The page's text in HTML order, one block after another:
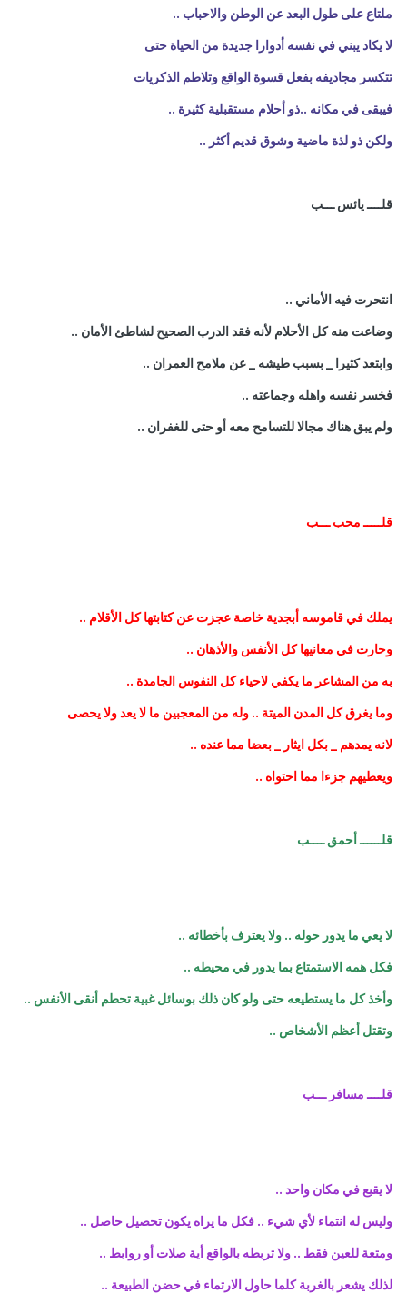
ملتاع على طول البعد عن الوطن والاحباب ..
لا يكاد يبني في نفسه أدوارا جديدة من الحياة حتى
تتكسر مجاديفه بفعل قسوة الواقع وتلاطم الذكريات
فيبقى في مكانه ..ذو أحلام مستقبلية كثيرة ..
ولكن ذو لذة ماضية وشوق قديم أكثر ..
قلــــ يائس ـــب
انتحرت فيه الأماني ..
وضاعت منه كل الأحلام لأنه فقد الدرب الصحيح لشاطئ الأمان ..
وابتعد كثيرا _ بسبب طيشه _ عن ملامح العمران ..
فخسر نفسه واهله وجماعته ..
ولم يبق هناك مجالا للتسامح معه أو حتى للغفران ..
قلـــــ محب ـــب
يملك في قاموسه أبجدية خاصة عجزت عن كتابتها كل الأقلام ..
وحارت في معانيها كل الأنفس والأذهان ..
به من المشاعر ما يكفي لاحياء كل النفوس الجامدة ..
وما يغرق كل المدن الميتة .. وله من المعجبين ما لا يعد ولا يحصى
لانه يمدهم _ بكل ايثار _ بعضا مما عنده ..
ويعطيهم جزءا مما احتواه ..
قلــــــ أحمق ــــب
لا يعي ما يدور حوله .. ولا يعترف بأخطائه ..
فكل همه الاستمتاع بما يدور في محيطه ..
وأخذ كل ما يستطيعه حتى ولو كان ذلك بوسائل غبية تحطم أنقى الأنفس ..
وتقتل أعظم الأشخاص ..
قلــــ مسافر ـــب
لا يقبع في مكان واحد ..
وليس له انتماء لأي شيء .. فكل ما يراه يكون تحصيل حاصل ..
ومتعة للعين فقط .. ولا تربطه بالواقع أية صلات أو روابط ..
لذلك يشعر بالغربة كلما حاول الارتماء في حضن الطبيعة ..